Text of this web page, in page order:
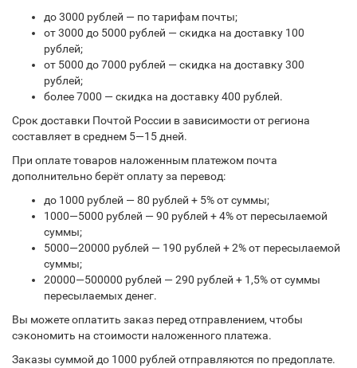
до 3000 рублей — по тарифам почты;
от 3000 до 5000 рублей — скидка на доставку 100
рублей;
от 5000 до 7000 рублей — скидка на доставку 300
рублей;
более 7000 — скидка на доставку 400 рублей.
Срок доставки Почтой России в зависимости от региона
составляет в среднем 5—15 дней.
При оплате товаров наложенным платежом почта
дополнительно берёт оплату за перевод:
до 1000 рублей — 80 рублей + 5% от суммы;
1000—5000 рублей — 90 рублей + 4% от пересылаемой
суммы;
5000—20000 рублей — 190 рублей + 2% от пересылаемой
суммы;
20000—500000 рублей — 290 рублей + 1,5% от суммы
пересылаемых денег.
Вы можете оплатить заказ перед отправлением, чтобы
сэкономить на стоимости наложенного платежа.
Заказы суммой до 1000 рублей отправляются по предоплате.